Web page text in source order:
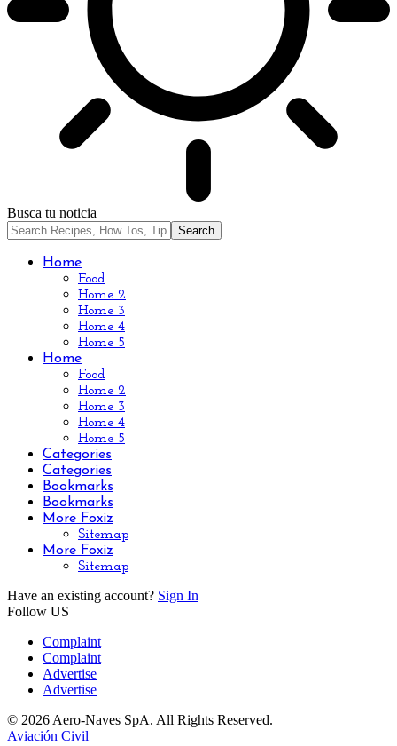
Busca tu noticia
Home
Food
Home 2
Home 3
Home 4
Home 5
Home
Food
Home 2
Home 3
Home 4
Home 5
Categories
Categories
Bookmarks
Bookmarks
More Foxiz
Sitemap
More Foxiz
Sitemap
Have an existing account? Sign In
Follow US
Complaint
Complaint
Advertise
Advertise
© 2026 Aero-Naves SpA. All Rights Reserved.
Aviación Civil